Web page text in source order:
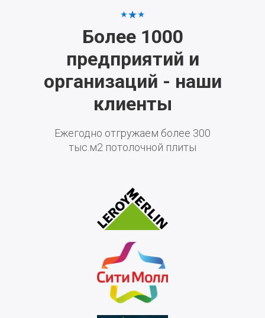
Более 1000
предприятий и
организаций - наши
клиенты
Ежегодно отгружаем более 300
тыс.м2 потолочной плиты